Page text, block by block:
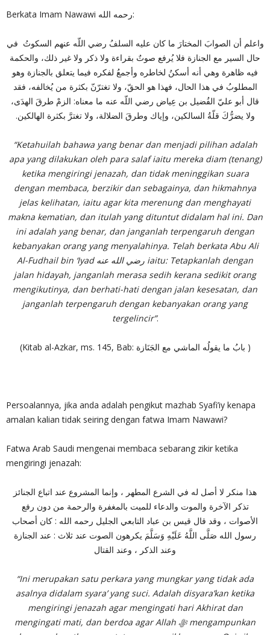
Berkata Imam Nawawi رحمه الله:
واعلم أن الصوابَ المختارَ ما كان عليه السلفُ رضي اللّه عنهم السكوتُ ‏ في
حال السير مع الجنازة فلا يُرفع صوتٌ بقراءة ولا ذكر ولا غير ذلك، والحكمة
فيه ظاهرة وهي أنه أسكنُ لخاطره وأجمعُ لفكره فيما يتعلق بالجنازة وهو
المطلوبُ في هذا الحال، فهذا هو الحقّ، ولا تغترّنّ بكثرة من يُخالفه، فقد
قال أبو عليّ الفُضيل بن عِياض رضي اللّه عنه ما معناه‏:‏ الزمْ طرقَ الهدَى،
ولا يضرُّكَ قلّةُ السالكين، وإياك وطرقَ الضلالة، ولا تغترَّ بكثرة الهالكين‏.‏
“Ketahuilah bahawa yang benar dan menjadi pilihan adalah
apa yang dilakukan oleh para salaf iaitu mereka diam (tenang)
ketika mengiringi jenazah, dan tidak meninggikan suara
dengan membaca, berzikir dan sebagainya, dan hikmahnya
jelas kelihatan, iaitu agar kita merenung dan menghayati
makna kematian, dan itulah yang dituntut didalam hal ini. Dan
ini adalah yang benar, dan janganlah terpengaruh dengan
kebanyakan orang yang menyalahinya. Telah berkata Abu Ali
Al-Fudhail bin ‘Iyad رضي الله عنه iaitu: Tetapkanlah dengan
jalan hidayah, janganlah merasa sedih kerana sedikit orang
mengikutinya, dan berhati-hati dengan jalan kesesatan, dan
janganlah terpengaruh dengan kebanyakan orang yang
tergelincir”.
(Kitab al-Azkar, ms. 145, Bab: بابُ ما يقولُه الماشي مع الجَنَازة )
Persoalannya, jika anda adalah pengikut mazhab Syafi’iy kenapa
amalan kalian tidak seiring dengan fatwa Imam Nawawi?
Fatwa Arab Saudi mengenai membaca sebarang zikir ketika
mengiringi jenazah:
هذا منكر لا أصل له في الشرع المطهر ، وإنما المشروع عند اتباع الجنائز
تذكر الآخرة والموت والدعاء للميت بالمغفرة والرحمة من دون رفع
الأصوات ، وقد قال قيس بن عباد التابعي الجليل رحمه الله : كان أصحاب
رسول الله صَلَّى اللَّهُ عَلَيْهِ وَسَلَّمَ يكرهون الصوت عند ثلاث : عند الجنازة
وعند الذكر ، وعند القتال
“Ini merupakan satu perkara yang mungkar yang tidak ada
asalnya didalam syara’ yang suci. Adalah disyara’kan ketika
mengiringi jenazah agar mengingati hari Akhirat dan
mengingati mati, dan berdoa agar Allah
ﷻmengampunkan